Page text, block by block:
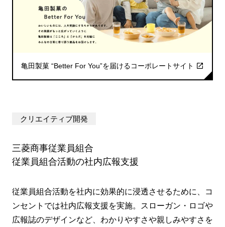
亀田製菓 “Better For You”を届けるコーポレートサイト
クリエイティブ開発
三菱商事従業員組合
従業員組合活動の社内広報支援
従業員組合活動を社内に効果的に浸透させるために、コ
ンセントでは社内広報支援を実施。スローガン・ロゴや
広報誌のデザインなど、わかりやすさや親しみやすさを